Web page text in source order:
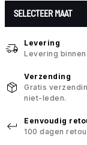
SELECTEER MAAT
Levering
Levering
Verzending
Gratis
niet-leden.
Eenvoudig
100 dagen